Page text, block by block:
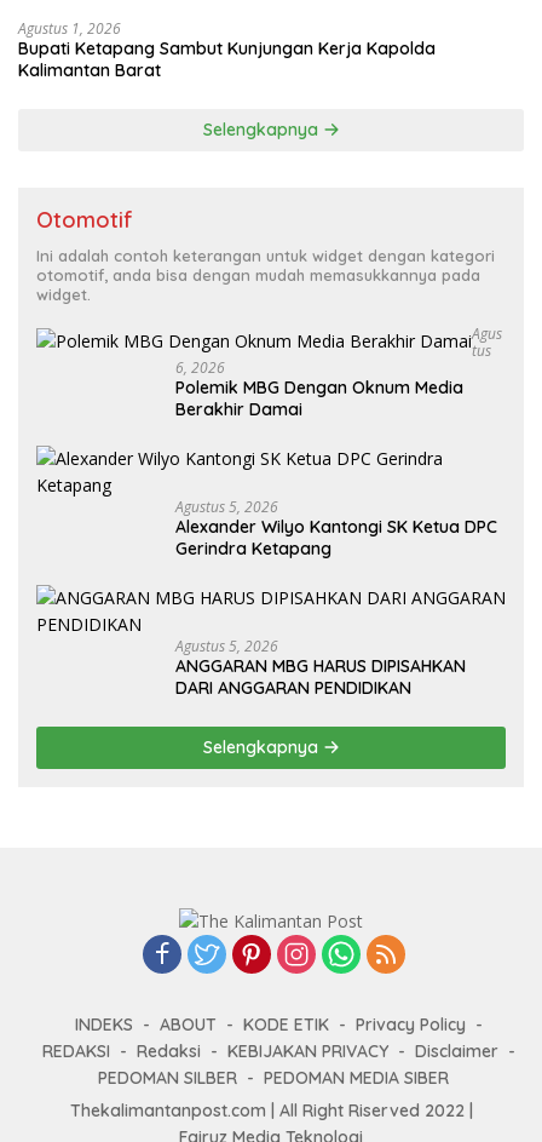
Agustus 1, 2026
Bupati Ketapang Sambut Kunjungan Kerja Kapolda
Kalimantan Barat
Selengkapnya
Otomotif
Ini adalah contoh keterangan untuk widget dengan kategori
otomotif, anda bisa dengan mudah memasukkannya pada
widget.
Agus
Tus
6, 2026
Polemik MBG Dengan Oknum Media
Berakhir Damai
Agustus 5, 2026
Alexander Wilyo Kantongi SK Ketua DPC
Gerindra Ketapang
Agustus 5, 2026
ANGGARAN MBG HARUS DIPISAHKAN
DARI ANGGARAN PENDIDIKAN
Selengkapnya
INDEKS ABOUT KODE ETIK
Privacy Policy
REDAKSI
Redaksi KEBIJAKAN PRIVACY
Disclaimer
PEDOMAN SILBER
PEDOMAN MEDIA SIBER
Thekalimantanpost.com | All Right Riserved 2022 |
Fairuz Media Teknologi